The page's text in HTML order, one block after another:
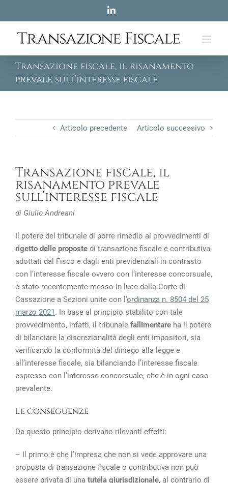
content
LinkedIn
Transazione fiscale, il risanamento
prevale sull’interesse fiscale
Articolo precedente Articolo successivo
Transazione fiscale, il
risanamento prevale
sull’interesse fiscale
di Giulio Andreani
Il potere del tribunale di porre rimedio ai provvedimenti di
rigetto delle proposte di transazione fiscale e contributiva,
adottati dal Fisco e dagli enti previdenziali in contrasto
con l’interesse fiscale ovvero con l’interesse concorsuale,
è stato recentemente messo in luce dalla Corte di
Cassazione a Sezioni unite con l’ordinanza n. 8504 del 25
marzo 2021. In base al principio stabilito con tale
provvedimento, infatti, il tribunale fallimentare ha il potere
di bilanciare la discrezionalità degli enti impositori, sia
verificando la conformità del diniego alla legge e
all’interesse fiscale, sia bilanciando l’interesse fiscale
espresso con l’interesse concorsuale, che è in ogni caso
prevalente.
Le conseguenze
Da questo principio derivano rilevanti effetti:
– Il primo è che l’impresa che non si vede approvare una
proposta di transazione fiscale o contributiva non può
essere privata di una tutela giurisdizionale, al contrario di